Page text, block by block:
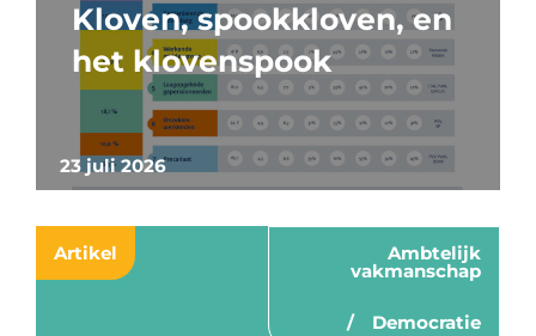
23 juli 2026
Kloven, spookkloven, en
het klovenspook
Artikel Ambtelijk
vakmanschap
Democratie